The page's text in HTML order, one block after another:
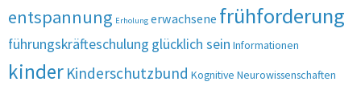
entspannung Erholung erwachsene frühforderung
führungskräfteschulung glücklich sein Informationen
kinder Kinderschutzbund Kognitive Neurowissenschaften